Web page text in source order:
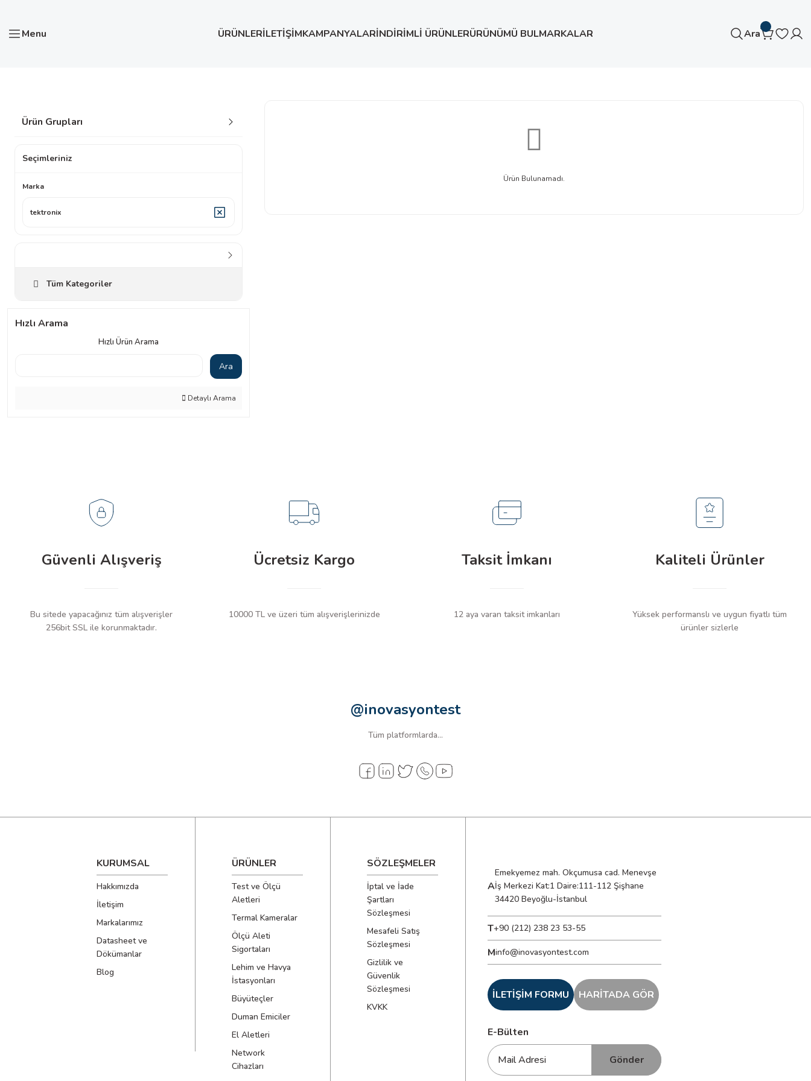
Menu ÜRÜNLERİLETİŞİMKAMPANYALARİNDİRİMLİ ÜRÜNLERÜRÜNÜMÜ BULMARKALAR Ara
Ürün Grupları
Seçimleriniz
Marka
tektronix
Tüm Kategoriler
Hızlı Arama
Hızlı Ürün Arama
Ara
Detaylı Arama
Ürün Bulunamadı.
Güvenli Alışveriş
Bu sitede yapacağınız tüm alışverişler
256bit SSL ile korunmaktadır.
Ücretsiz Kargo
10000 TL ve üzeri tüm alışverişlerinizde
Taksit İmkanı
12 aya varan taksit imkanları
Kaliteli Ürünler
Yüksek performanslı ve uygun fiyatlı tüm
ürünler sizlerle
@inovasyontest
Tüm platformlarda...
KURUMSAL
Hakkımızda
İletişim
Markalarımız
Datasheet ve
Dökümanlar
Blog
ÜRÜNLER
Test ve Ölçü
Aletleri
Termal Kameralar
Ölçü Aleti
Sigortaları
Lehim ve Havya
İstasyonları
Büyüteçler
Duman Emiciler
El Aletleri
Network
Cihazları
SÖZLEŞMELER
İptal ve İade
Şartları
Sözleşmesi
Mesafeli Satış
Sözleşmesi
Gizlilik ve
Güvenlik
Sözleşmesi
KVKK
A
Emekyemez mah. Okçumusa cad. Menevşe
İş Merkezi Kat:1 Daire:111-112 Şişhane
34420 Beyoğlu-İstanbul
T+90 (212) 238 23 53-55
Minfo@inovasyontest.com
İLETİŞİM FORMU HARİTADA GÖR
E-Bülten
Gönder